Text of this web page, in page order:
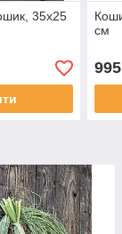
35х25
см
995